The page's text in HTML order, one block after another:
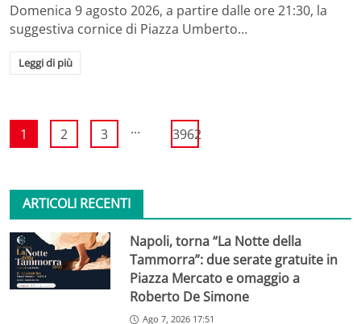
Domenica 9 agosto 2026, a partire dalle ore 21:30, la
suggestiva cornice di Piazza Umberto…
Leggi di più
1 2 3 ... 3962
ARTICOLI RECENTI
Napoli, torna “La Notte della
Tammorra”: due serate gratuite in
Piazza Mercato e omaggio a
Roberto De Simone
Ago 7, 2026 17:51